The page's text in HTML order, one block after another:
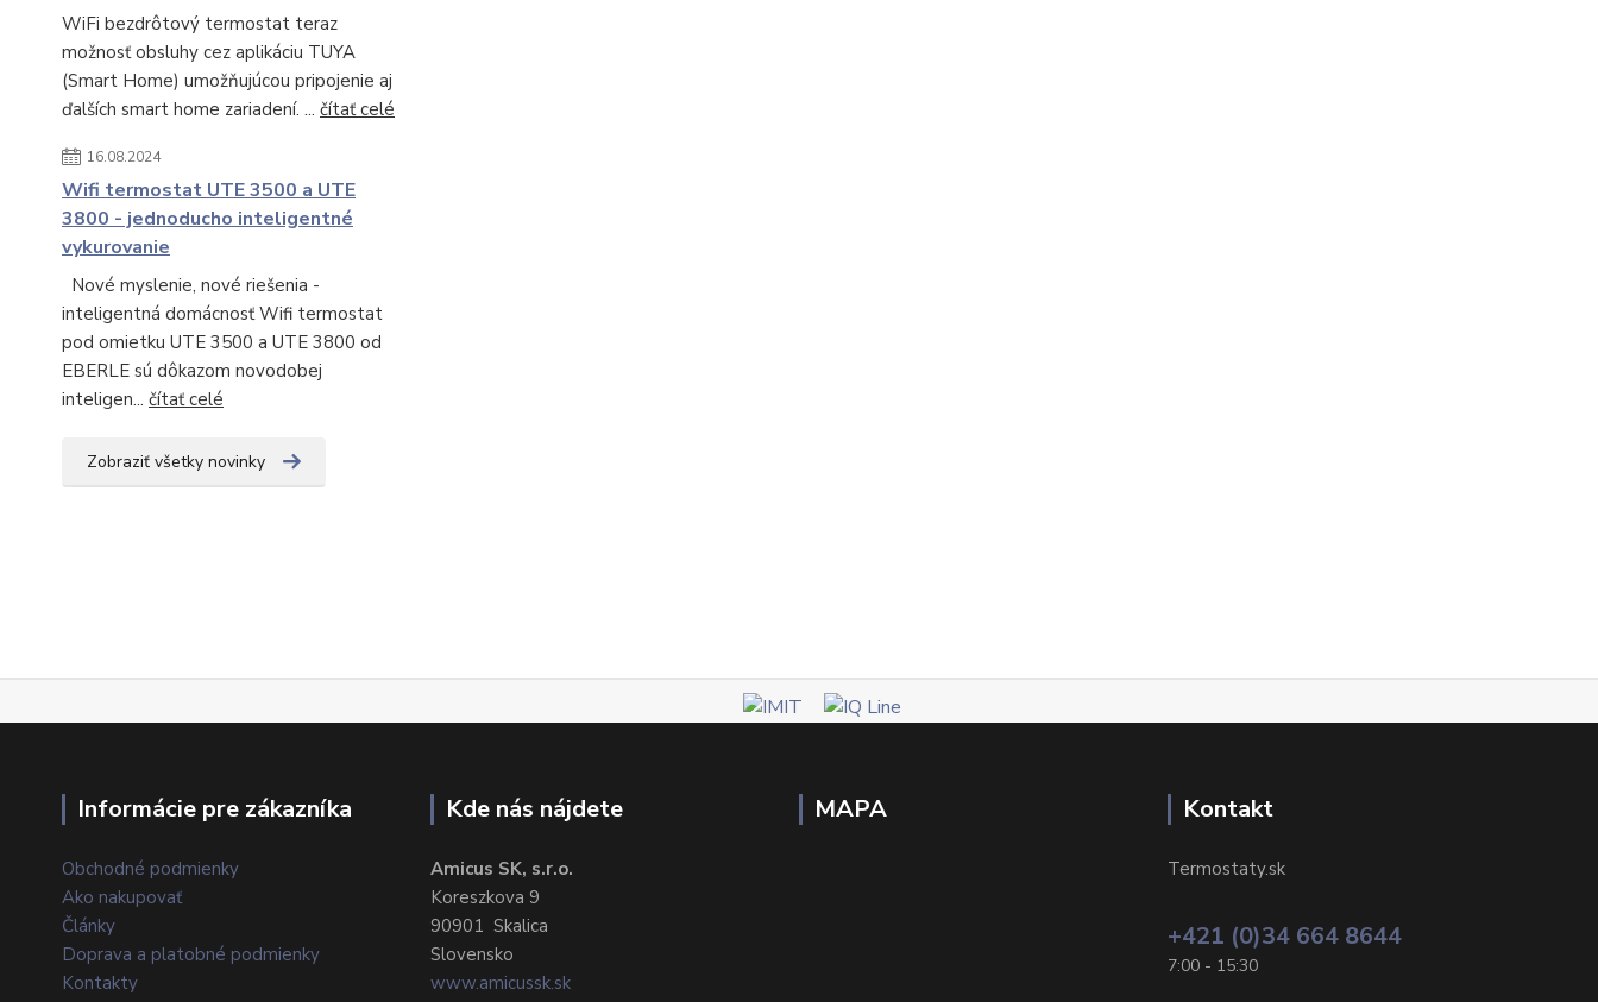
WiFi bezdrôtový termostat teraz
možnosť obsluhy cez aplikáciu TUYA
(Smart Home) umožňujúcou pripojenie aj
ďalších smart home zariadení. ... čítať celé
16.08.2024
Wifi termostat UTE 3500 a UTE
3800 - jednoducho inteligentné
vykurovanie
Nové myslenie, nové riešenia -
inteligentná domácnosť Wifi termostat
pod omietku UTE 3500 a UTE 3800 od
EBERLE sú dôkazom novodobej
inteligen... čítať celé
Zobraziť všetky novinky
Informácie pre zákazníka
Obchodné podmienky
Ako nakupovať
Články
Doprava a platobné podmienky
Kontakty
Kde nás nájdete
Amicus SK, s.r.o.
Koreszkova 9
90901 Skalica
Slovensko
www.amicussk.sk
MAPA Kontakt
Termostaty.sk
+421 (0)34 664 8644
7:00 - 15:30